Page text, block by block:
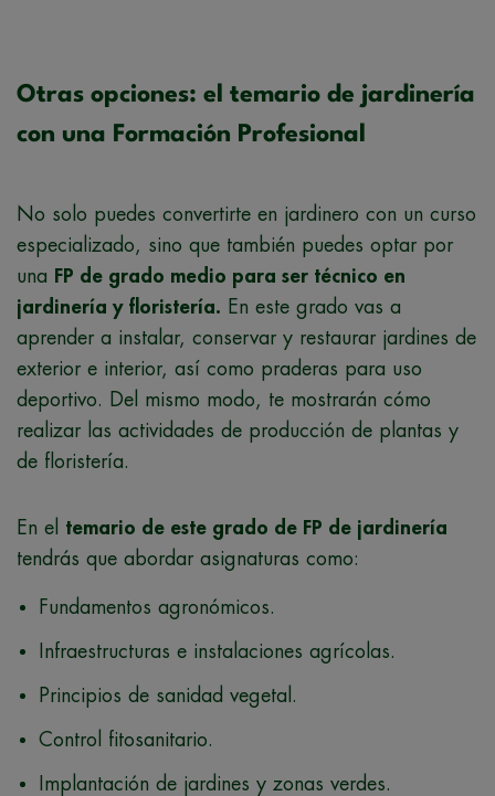
Otras opciones: el temario de jardinería
con una Formación Profesional
No solo puedes convertirte en jardinero con un curso
especializado, sino que también puedes optar por
una FP de grado medio para ser técnico en
jardinería y floristería. En este grado vas a
aprender a instalar, conservar y restaurar jardines de
exterior e interior, así como praderas para uso
deportivo. Del mismo modo, te mostrarán cómo
realizar las actividades de producción de plantas y
de floristería.
En el temario de este grado de FP de jardinería
tendrás que abordar asignaturas como:
Fundamentos agronómicos.
Infraestructuras e instalaciones agrícolas.
Principios de sanidad vegetal.
Control fitosanitario.
Implantación de jardines y zonas verdes.